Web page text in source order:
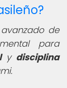
de
para
y disciplina